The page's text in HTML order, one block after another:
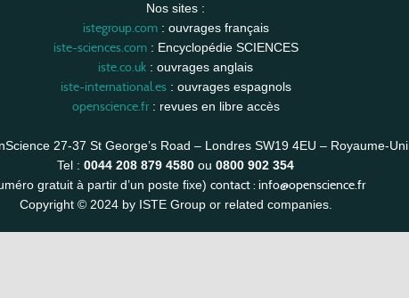
Nos sites :
istegroup.com: ouvrages français
iste-sciences.com: Encyclopédie SCIENCES
iste.co.uk : ouvrages anglais
iste-international.es: ouvrages espagnols
openscience.fr: revues en libre accès
27-37 St George’s Road – Londres SW19 4EU – Royaume-Uni
Tel : 0044 208 879 4580 ou 0800 902 354
gratuit à partir d’un poste fixe) contact : info@openscience.fr
Copyright © 2024 by ISTE Group or related companies.